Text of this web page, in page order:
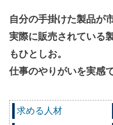
自分の手掛けた製品が
実際に販売されている
もひとしお。
仕事のやりがいを実感
求める人材